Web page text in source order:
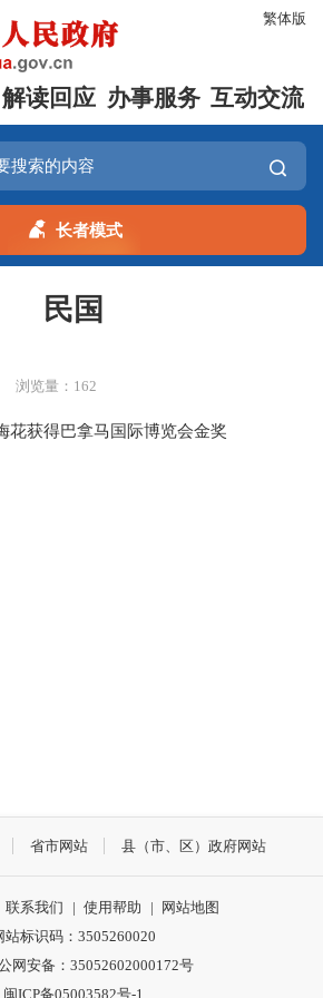
繁体版
解读回应 办事服务 互动交流
长者模式
民国
浏览量： 162
花获得巴拿马国际博览会金奖
省市网站 县（市、区）政府网站
联系我们 | 使用帮助 |
网站地图
站标识码：3505260020
网安备：35052602000172号
闽ICP备05003582号-1